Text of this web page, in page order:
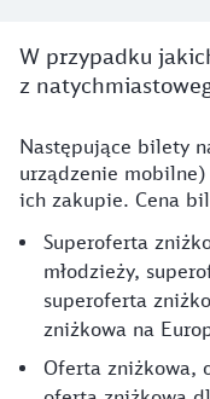
W przypadku
z
Następujące bilety
urządzenie
ich zakupie. Cena
Superoferta
młodzieży,
superoferta
zniżkowa na
Oferta zniżkowa,